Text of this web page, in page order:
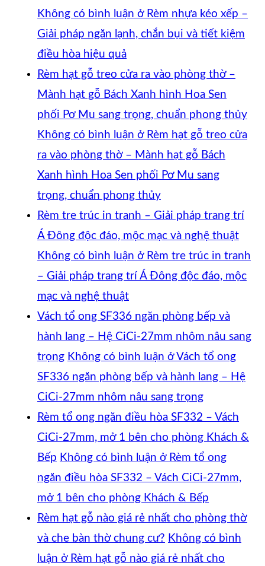
Không có bình luận ở Rèm nhựa kéo xếp –
Giải pháp ngăn lạnh, chắn bụi và tiết kiệm
điều hòa hiệu quả
Rèm hạt gỗ treo cửa ra vào phòng thờ –
Mành hạt gỗ Bách Xanh hình Hoa Sen
phối Pơ Mu sang trọng, chuẩn phong thủy
Không có bình luận ở Rèm hạt gỗ treo cửa
ra vào phòng thờ – Mành hạt gỗ Bách
Xanh hình Hoa Sen phối Pơ Mu sang
trọng, chuẩn phong thủy
Rèm tre trúc in tranh – Giải pháp trang trí
Á Đông độc đáo, mộc mạc và nghệ thuật
Không có bình luận ở Rèm tre trúc in tranh
– Giải pháp trang trí Á Đông độc đáo, mộc
mạc và nghệ thuật
Vách tổ ong SF336 ngăn phòng bếp và
hành lang – Hệ CiCi-27mm nhôm nâu sang
trọng Không có bình luận ở Vách tổ ong
SF336 ngăn phòng bếp và hành lang – Hệ
CiCi-27mm nhôm nâu sang trọng
Rèm tổ ong ngăn điều hòa SF332 – Vách
CiCi-27mm, mở 1 bên cho phòng Khách &
Bếp Không có bình luận ở Rèm tổ ong
ngăn điều hòa SF332 – Vách CiCi-27mm,
mở 1 bên cho phòng Khách & Bếp
Rèm hạt gỗ nào giá rẻ nhất cho phòng thờ
và che bàn thờ chung cư? Không có bình
luận ở Rèm hạt gỗ nào giá rẻ nhất cho